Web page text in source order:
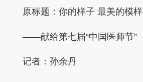
原标题：你的样子 最美的模样
——献给第七届“中国医师节”
记者：孙余丹